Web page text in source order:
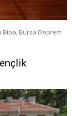
Biba, Bursa Deprem